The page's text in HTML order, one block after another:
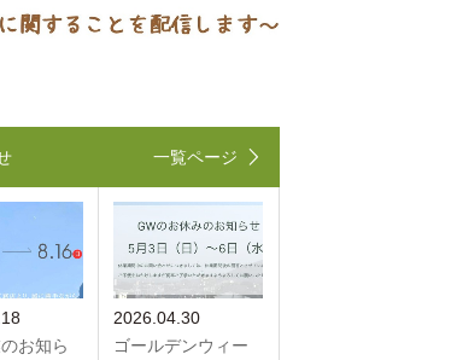
一覧ページ
お知ら
2026.04.30
ゴールデンウィー